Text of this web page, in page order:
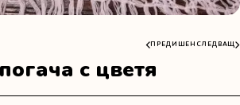
ПРЕДИШЕН СЛЕДВАЩ
с цветя